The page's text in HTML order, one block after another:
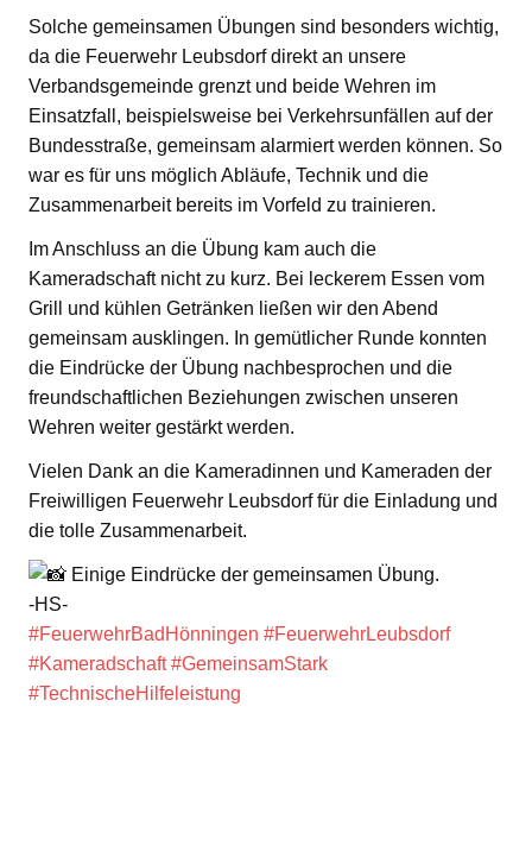
Solche gemeinsamen Übungen sind besonders wichtig,
da die Feuerwehr Leubsdorf direkt an unsere
Verbandsgemeinde grenzt und beide Wehren im
Einsatzfall, beispielsweise bei Verkehrsunfällen auf der
Bundesstraße, gemeinsam alarmiert werden können. So
war es für uns möglich Abläufe, Technik und die
Zusammenarbeit bereits im Vorfeld zu trainieren.
Im Anschluss an die Übung kam auch die
Kameradschaft nicht zu kurz. Bei leckerem Essen vom
Grill und kühlen Getränken ließen wir den Abend
gemeinsam ausklingen. In gemütlicher Runde konnten
die Eindrücke der Übung nachbesprochen und die
freundschaftlichen Beziehungen zwischen unseren
Wehren weiter gestärkt werden.
Vielen Dank an die Kameradinnen und Kameraden der
Freiwilligen Feuerwehr Leubsdorf für die Einladung und
die tolle Zusammenarbeit.
Einige Eindrücke der gemeinsamen Übung.
-HS-
#FeuerwehrBadHönningen #FeuerwehrLeubsdorf
#Kameradschaft #GemeinsamStark
#TechnischeHilfeleistung